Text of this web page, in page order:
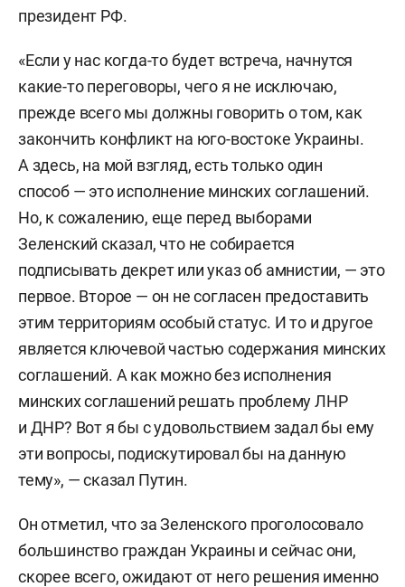
президент РФ.
«Если у нас когда-то будет встреча, начнутся
какие-то переговоры, чего я не исключаю,
прежде всего мы должны говорить о том, как
закончить конфликт на юго-востоке Украины.
А здесь, на мой взгляд, есть только один
способ — это исполнение минских соглашений.
Но, к сожалению, еще перед выборами
Зеленский сказал, что не собирается
подписывать декрет или указ об амнистии, — это
первое. Второе — он не согласен предоставить
этим территориям особый статус. И то и другое
является ключевой частью содержания минских
соглашений. А как можно без исполнения
минских соглашений решать проблему ЛНР
и ДНР? Вот я бы с удовольствием задал бы ему
эти вопросы, подискутировал бы на данную
тему», — сказал Путин.
Он отметил, что за Зеленского проголосовало
большинство граждан Украины и сейчас они,
скорее всего, ожидают от него решения именно